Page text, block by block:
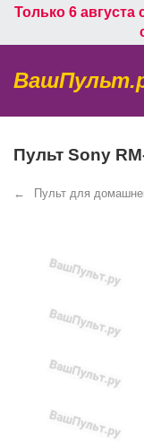
Только 6 августа
Пульт Sony
Пульт для